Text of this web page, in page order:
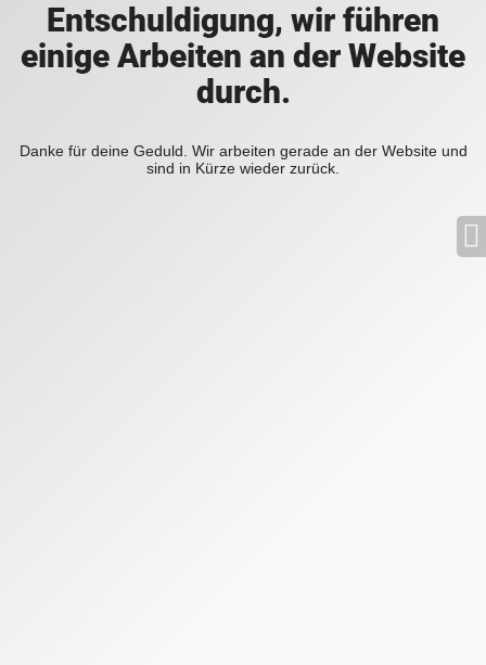
Entschuldigung, wir führen
einige Arbeiten an der Website
durch.
Danke für deine Geduld. Wir arbeiten gerade an der Website und
sind in Kürze wieder zurück.